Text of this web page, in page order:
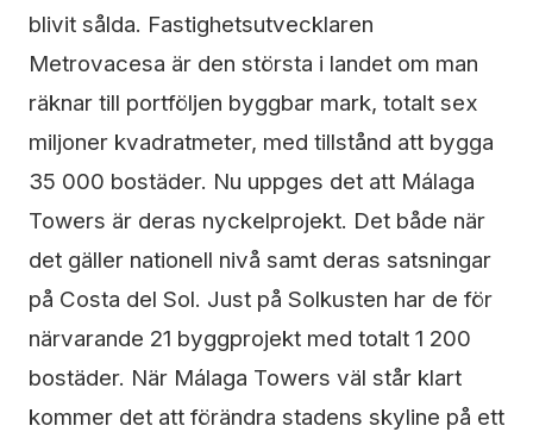
blivit sålda. Fastighetsutvecklaren
Metrovacesa är den största i landet om man
räknar till portföljen byggbar mark, totalt sex
miljoner kvadratmeter, med tillstånd att bygga
35 000 bostäder. Nu uppges det att Málaga
Towers är deras nyckelprojekt. Det både när
det gäller nationell nivå samt deras satsningar
på Costa del Sol. Just på Solkusten har de för
närvarande 21 byggprojekt med totalt 1 200
bostäder. När Málaga Towers väl står klart
kommer det att förändra stadens skyline på ett